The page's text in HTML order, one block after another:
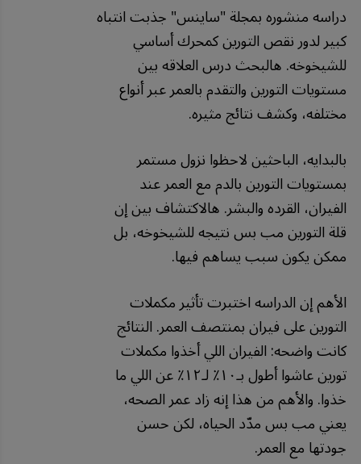
دراسه منشوره بمجلة "ساينس" جذبت انتباه
كبير لدور نقص التورين كمحرك أساسي
للشيخوخه. هالبحث درس العلاقه بين
مستويات التورين والتقدم بالعمر عبر أنواع
مختلفه، وكشف نتائج مثيره.
بالبدايه، الباحثين لاحظوا نزول مستمر
بمستويات التورين بالدم مع العمر عند
الفيران، القرده والبشر. هالاكتشاف بين إن
قلة التورين مب بس نتيجه للشيخوخه، بل
ممكن يكون سبب يساهم فيها.
الأهم إن الدراسه اختبرت تأثير مكملات
التورين على فيران بمنتصف العمر. النتائج
كانت واضحه: الفيران اللي أخذوا مكملات
تورين عاشوا أطول بـ١٠٪ لـ١٢٪ عن اللي ما
خذوا. والأهم من هذا إنه زاد عمر الصحه،
يعني مب بس مدّد الحياه، لكن حسن
جودتها مع العمر.